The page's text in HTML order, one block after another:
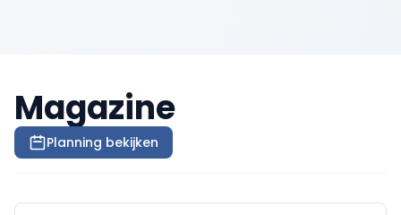
Magazine
Planning bekijken